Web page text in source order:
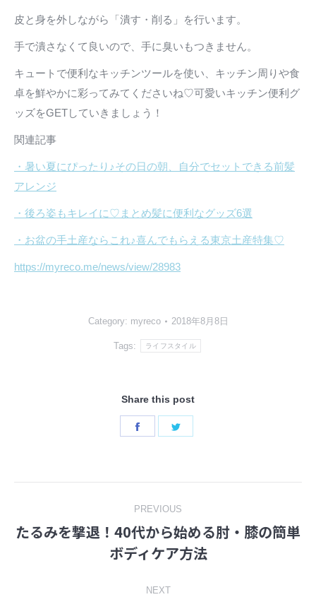
皮と身を外しながら「潰す・削る」を行います。
手で潰さなくて良いので、手に臭いもつきません。
キュートで便利なキッチンツールを使い、キッチン周りや食
卓を鮮やかに彩ってみてくださいね♡可愛いキッチン便利グ
ッズをGETしていきましょう！
関連記事
・暑い夏にぴったり♪その日の朝、自分でセットできる前髪
アレンジ
・後ろ姿もキレイに♡まとめ髪に便利なグッズ6選
・お盆の手土産ならこれ♪喜んでもらえる東京土産特集♡
https://myreco.me/news/view/28983
Category: myreco 2018年8月8日
Tags: ライフスタイル
Share this post
Share
navigation
PREVIOUS
Previous
post:
たるみを撃退！40代から始める肘・膝の簡単
ボディケア方法
NEXT